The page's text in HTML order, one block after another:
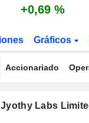
+0,69 %
Gráficos
Accionariado
Labs